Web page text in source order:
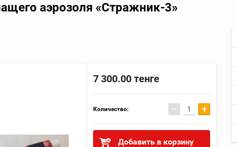
аэрозоля «Стражник-3»
7 300.00 тенге
Количество: − +
Добавить в корзину